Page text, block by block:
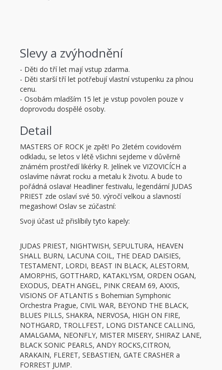
Slevy a zvýhodnění
- Děti do tří let mají vstup zdarma.
- Děti starší tří let potřebují vlastní vstupenku za plnou
cenu.
- Osobám mladším 15 let je vstup povolen pouze v
doprovodu dospělé osoby.
Detail
MASTERS OF ROCK je zpět! Po 2letém covidovém
odkladu, se letos v létě všichni sejdeme v důvěrně
známém prostředí likérky R. Jelínek ve VIZOVICÍCH a
oslavíme návrat rocku a metalu k životu. A bude to
pořádná oslava! Headliner festivalu, legendární JUDAS
PRIEST zde oslaví své 50. výročí velkou a slavností
megashow! Oslav se zúčastní:
Svoji účast už přislíbily tyto kapely:
JUDAS PRIEST, NIGHTWISH, SEPULTURA, HEAVEN
SHALL BURN, LACUNA COIL, THE DEAD DAISIES,
TESTAMENT, LORDI, BEAST IN BLACK, ALESTORM,
AMORPHIS, GOTTHARD, KATAKLYSM, ORDEN OGAN,
EXODUS, DEATH ANGEL, PINK CREAM 69, AXXIS,
VISIONS OF ATLANTIS s Bohemian Symphonic
Orchestra Prague, CIVIL WAR, BEYOND THE BLACK,
BLUES PILLS, SHAKRA, NERVOSA, HIGH ON FIRE,
NOTHGARD, TROLLFEST, LONG DISTANCE CALLING,
AMALGAMA, NEONFLY, MISTER MISERY, SHIRAZ LANE,
BLACK SONIC PEARLS, ANDY ROCKS,CITRON,
ARAKAIN, FLERET, SEBASTIEN, GATE CRASHER a
FORREST JUMP.